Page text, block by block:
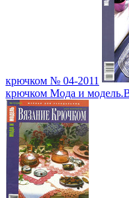
крючком № 04-2011
крючком Мода и